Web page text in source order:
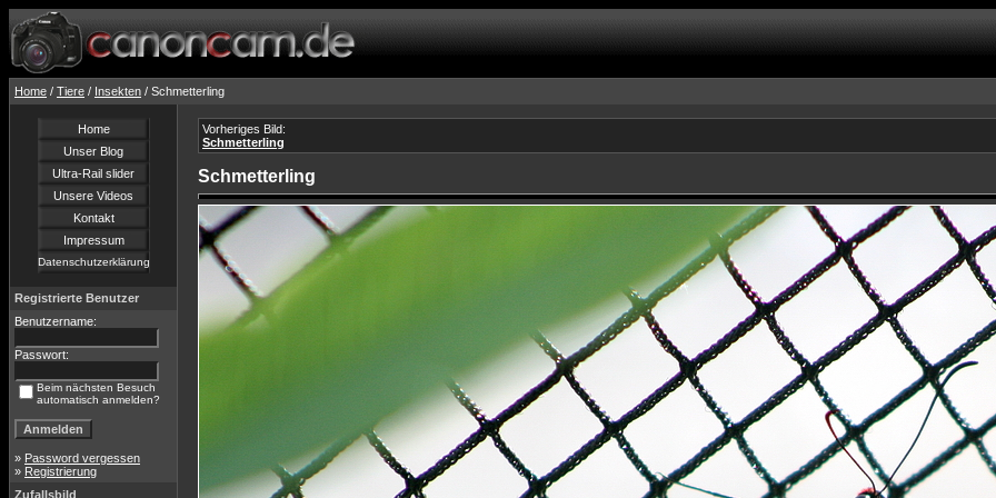
Home / Tiere / Insekten / Schmetterling
Home
Unser Blog
Ultra-Rail slider
Unsere Videos
Kontakt
Impressum
Datenschutzerklärung
Registrierte Benutzer
Benutzername:
Passwort:
Beim nächsten Besuch
automatisch anmelden?
» Password vergessen
» Registrierung
Zufallsbild
Vorheriges Bild:
Schmetterling
Schmetterling